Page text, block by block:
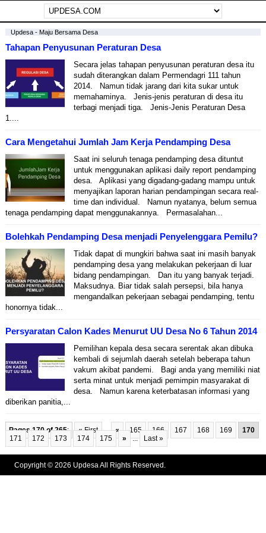
Updesa - Maju Bersama Desa
Tahapan Penyusunan Peraturan Desa
Secara jelas tahapan penyusunan peraturan desa itu
sudah diterangkan dalam Permendagri 111 tahun
2014. Namun tidak jarang dari kita sukar untuk
memahaminya. Jenis-jenis peraturan di desa itu
terbagi menjadi tiga. Jenis-Jenis Peraturan Desa
1....
Cara Mengetahui Jumlah Jam Kerja Pendamping Desa
Saat ini seluruh tenaga pendamping desa dituntut
untuk menggunakan aplikasi daily report pendamping
desa. Aplikasi yang digadang-gadang mampu untuk
menyajikan laporan harian pendampingan secara real-
time dan individual. Namun nyatanya, belum semua
tenaga pendamping dapat menggunakannya. Permasalahan...
Bolehkah Pendamping Desa menjadi Penyelenggara Pemilu?
Tidak dapat di mungkiri bahwa saat ini masih banyak
pendamping desa yang melakukan pekerjaan di luar
bidang pendampingan. Dan itu yang banyak terjadi.
Maksudnya. Biar tidak salah persepsi, bila hanya
mengandalkan pekerjaan sebagai pendamping, tentu
honornya tidak...
Persyaratan Calon Kades Menurut UU Desa No 6 Tahun 2014
Pemilihan kepala desa secara serentak akan dibuka
kembali di sejumlah daerah setelah beberapa tahun
vakum akibat pandemi. Bagi anda yang memiliki niat
serta minat untuk menjadi pemimpin masyarakat di
desa. Namun karena keterbatasan informasi yang
diberikan panitia,...
Pages 170 of 265: « First ... « 165 166 167 168 169
170
171
172 173 174 175 » ... Last »
Copyright © 2026 Updesa All Rights Reserved.